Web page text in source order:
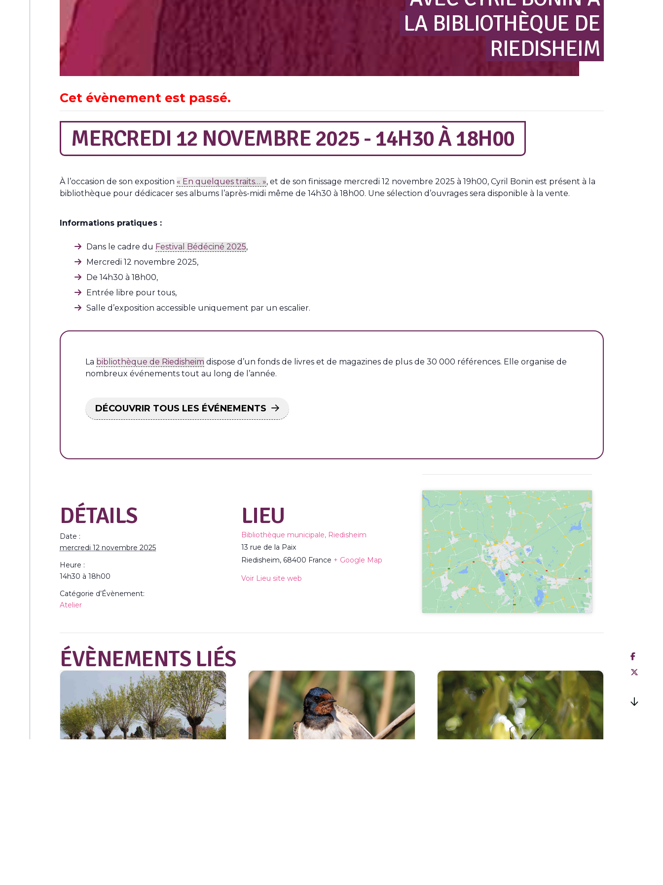
LA BIBLIOTHÈQUE DE
RIEDISHEIM
Cet évènement est passé.
MERCREDI 12 NOVEMBRE 2025 - 14H30À18H00
À l’occasion de son exposition « En quelques traits… », et de son finissage mercredi 12 novembre 2025 à 19h00, Cyril Bonin est présent à la
bibliothèque pour dédicacer ses albums l’après-midi même de 14h30 à 18h00. Une sélection d’ouvrages sera disponible à la vente.
Informations pratiques :
Dans le cadre du Festival Bédéciné 2025,
Mercredi 12 novembre 2025,
De 14h30 à 18h00,
Entrée libre pour tous,
Salle d’exposition accessible uniquement par un escalier.
La bibliothèque de Riedisheim dispose d’un fonds de livres et de magazines de plus de 30 000 références. Elle organise de
nombreux événements tout au long de l’année.
DÉCOUVRIR TOUS LES ÉVÉNEMENTS
DÉTAILS
Date :
mercredi 12 novembre 2025
Heure :
14h30 à 18h00
Catégorie d’Évènement:
Atelier
LIEU
Bibliothèque municipale, Riedisheim
13 rue de la Paix
Riedisheim, 68400 France + Google Map
Voir Lieu site web
ÉVÈNEMENTS LIÉS